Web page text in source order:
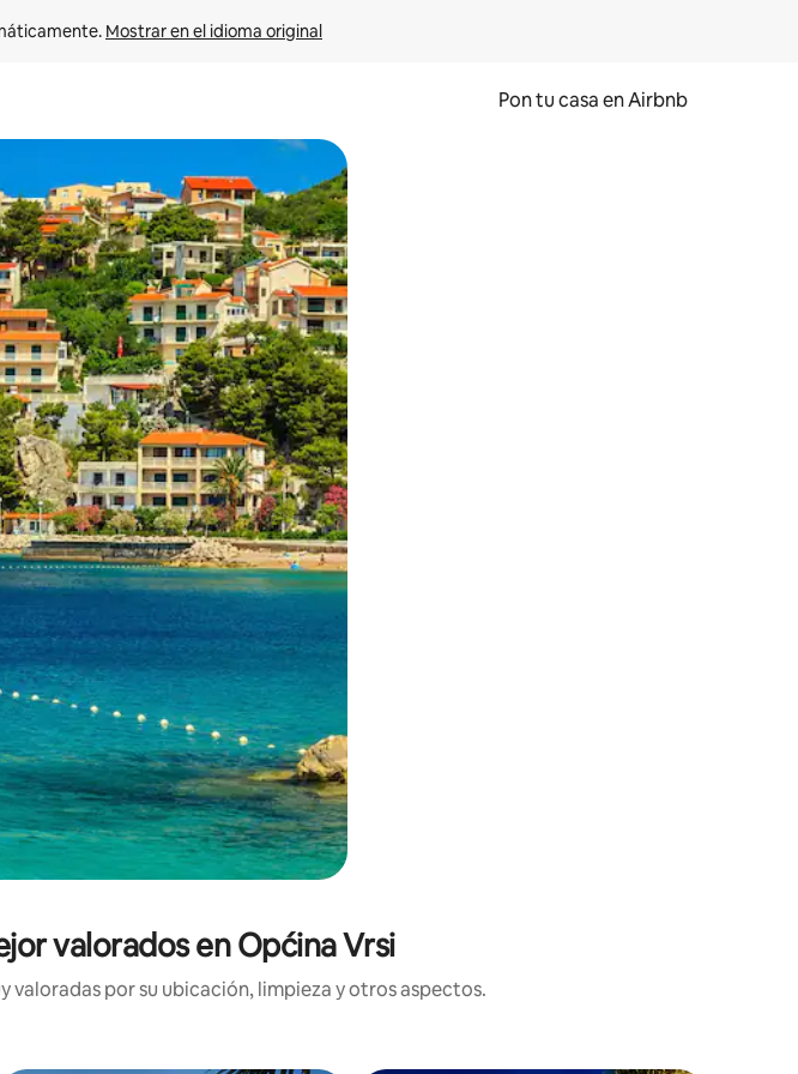
Mostrar en el idioma original
Pon tu casa en Airbnb
abajo o explora con el tacto o desliza el dedo.
valorados en Općina Vrsi
valoradas por su ubicación, limpieza y otros aspectos.